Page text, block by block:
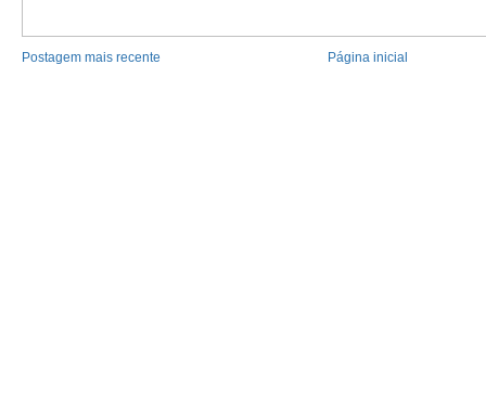
Postagem mais recente Página inicial